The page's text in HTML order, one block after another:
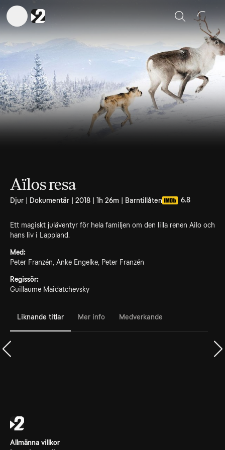
Sök
Aïlos resa
Djur | Dokumentär | 2018 | 1h 26m | Barntillåten 6.8
Ett magiskt juläventyr för hela familjen om den lilla renen Ailo och
hans liv i Lappland.
Med:
Peter Franzén, Anke Engelke, Peter Franzén
Regissör:
Guillaume Maidatchevsky
Liknande titlar Mer info Medverkande
Allmänna villkor